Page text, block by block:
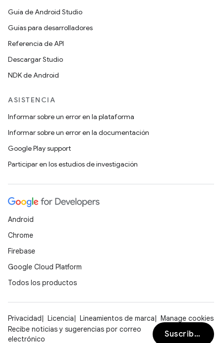
Guía de Android Studio
Guías para desarrolladores
Referencia de API
Descargar Studio
NDK de Android
ASISTENCIA
Informar sobre un error en la plataforma
Informar sobre un error en la documentación
Google Play support
Participar en los estudios de investigación
Android
Chrome
Firebase
Google Cloud Platform
Todos los productos
Privacidad Licencia Lineamientos de marca
Manage cookies
Recibe noticias y sugerencias por correo
electrónico
Suscribirse